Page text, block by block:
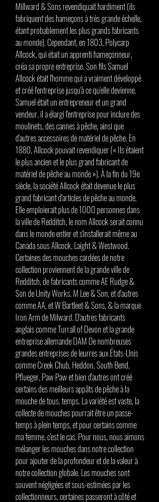
Millward & Sons revendiquait hardiment (ils
fabriquent des hameçons à très grande échelle,
étant probablement les plus grands fabricants
au monde). Cependant, en 1803, Polycarp
Allcock, qui était un apprenti hameçonneur,
créa sa propre entreprise. Son fils Samuel
Allcock était l'homme qui a vraiment développé
et créé l'entreprise jusqu'à ce qu'elle devienne.
Samuel était un entrepreneur et un grand
vendeur, il a élargi l'entreprise pour inclure des
moulinets, des cannes à pêche, ainsi que
d'autres accessoires de matériel de pêche. En
1880, Allcock pouvait revendiquer (« Ils étaient
le plus ancien et le plus grand fabricant de
matériel de pêche au monde »). À la fin du 19e
siècle, la société Allcock était devenue le plus
grand fabricant d'articles de pêche au monde.
Elle emploierait plus de 1000 personnes dans
la ville de Redditch, le nom Allcock serait connu
dans le monde entier et s'installerait même au
Canada sous Allcock, Laight & Westwood.
Certaines des mouches cardées de notre
collection proviennent de la grande ville de
Redditch, de fabricants comme AE Rudge &
Son de Unity Works. M Lee & Son, et d'autres
comme AA, et W Bartleet & Sons, & la marque
Iron Arm de Milward. D'autres fabricants
anglais comme Turrall of Devon et la grande
entreprise allemande DAM De nombreuses
grandes entreprises de leurres aux États-Unis
comme Creek Chub, Heddon, South Bend,
Pflueger, Paw Paw et bien d'autres ont créé
certains des meilleurs appâts de pêche à la
mouche de tous. temps. La variété est vaste, la
collecte de mouches pourrait être un passe-
temps à plein temps, et pour certains comme
ma femme, c'est le cas. Pour nous, nous aimons
mélanger les mouches dans notre collection
pour ajouter de la profondeur et de la valeur à
notre collection globale. Les mouches sont
souvent négligées et sous-estimées par les
collectionneurs, certaines passeront à côté et